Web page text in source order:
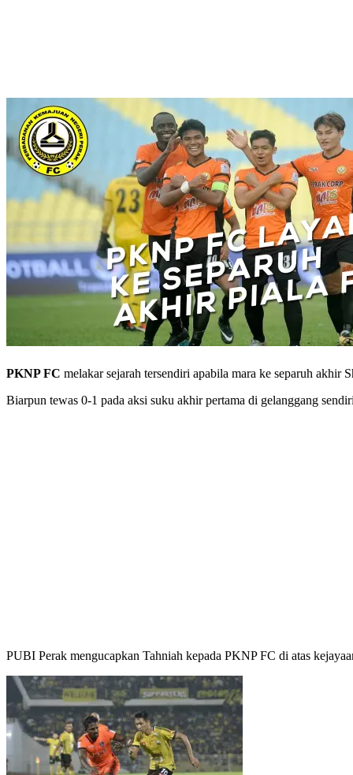
PKNP FC melakar sejarah tersendiri apabila mara ke separuh akhir
Biarpun tewas 0-1 pada aksi suku akhir pertama di gelanggang
PUBI Perak mengucapkan Tahniah kepada PKNP FC di atas